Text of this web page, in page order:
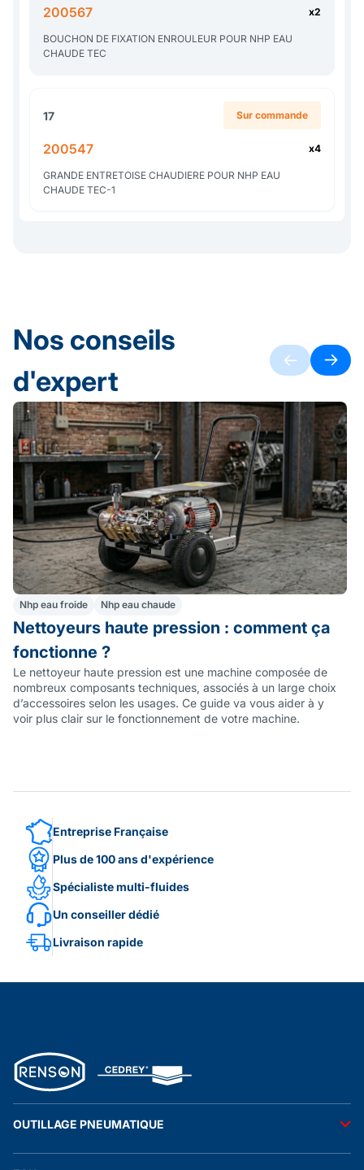
200567 x2
BOUCHON DE FIXATION ENROULEUR POUR NHP EAU
CHAUDE TEC
17 Sur commande
200547 x4
GRANDE ENTRETOISE CHAUDIERE POUR NHP EAU
CHAUDE TEC-1
Nos conseils
d'expert
Nhp eau froide Nhp eau chaude
Nettoyeurs haute pression : comment ça
fonctionne ?
Le nettoyeur haute pression est une machine composée de
nombreux composants techniques, associés à un large choix
d’accessoires selon les usages. Ce guide va vous aider à y
voir plus clair sur le fonctionnement de votre machine.
Entreprise Française
Plus de 100 ans d'expérience
Spécialiste multi-fluides
Un conseiller dédié
Livraison rapide
OUTILLAGE PNEUMATIQUE